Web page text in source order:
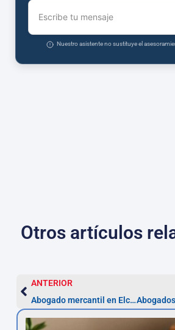
Escribe tu mensaje
Nuestro asistente no sustituye el
Otros artículos
ANTERIOR
Abogado mercantil en Elche — servicios y costes